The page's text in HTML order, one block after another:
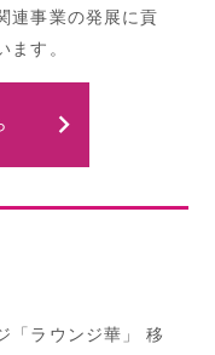
連事業の発展に貢
す。
「ラウンジ華」 移